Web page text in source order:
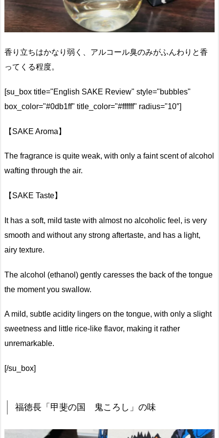
香り立ちはかなり弱く、アルコール臭のみがふんわりと香
ってくる程度。
[su_box title="English SAKE Review" style="bubbles"
box_color="#0db1ff" title_color="#ffffff" radius="10″]
【SAKE Aroma】
The fragrance is quite weak, with only a faint scent of alcohol
wafting through the air.
【SAKE Taste】
It has a soft, mild taste with almost no alcoholic feel, is very
smooth and without any strong aftertaste, and has a light,
airy texture.
The alcohol (ethanol) gently caresses the back of the tongue
the moment you swallow.
A mild, subtle acidity lingers on the tongue, with only a slight
sweetness and little rice-like flavor, making it rather
unremarkable.
[/su_box]
福徳長「甲斐の国 鬼ころし」の味